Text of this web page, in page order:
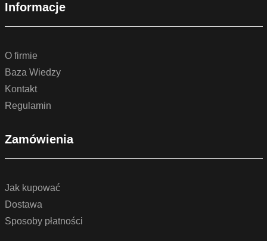
Informacje
O firmie
Baza Wiedzy
Kontakt
Regulamin
Zamówienia
Jak kupować
Dostawa
Sposoby płatności